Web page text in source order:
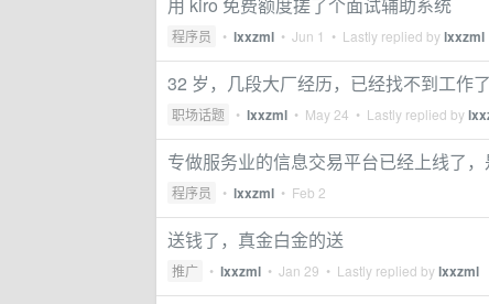
程序员 • lxxzml • Jun 1 • Lastly replied bylxxzml
32 岁，几段大厂经历，已经找不到工作
职场话题 • lxxzml • May 24 • Lastly replied by
专做服务业的信息交易平台已经上线了
程序员 • lxxzml • Feb 2
送钱了，真金白金的送
推广 • lxxzml • Jan 29 • Lastly replied bylxxzml